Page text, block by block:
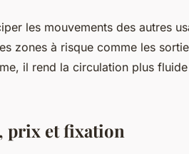
les mouvements des autres
zones à risque comme les
il rend la circulation plus
prix et fixation